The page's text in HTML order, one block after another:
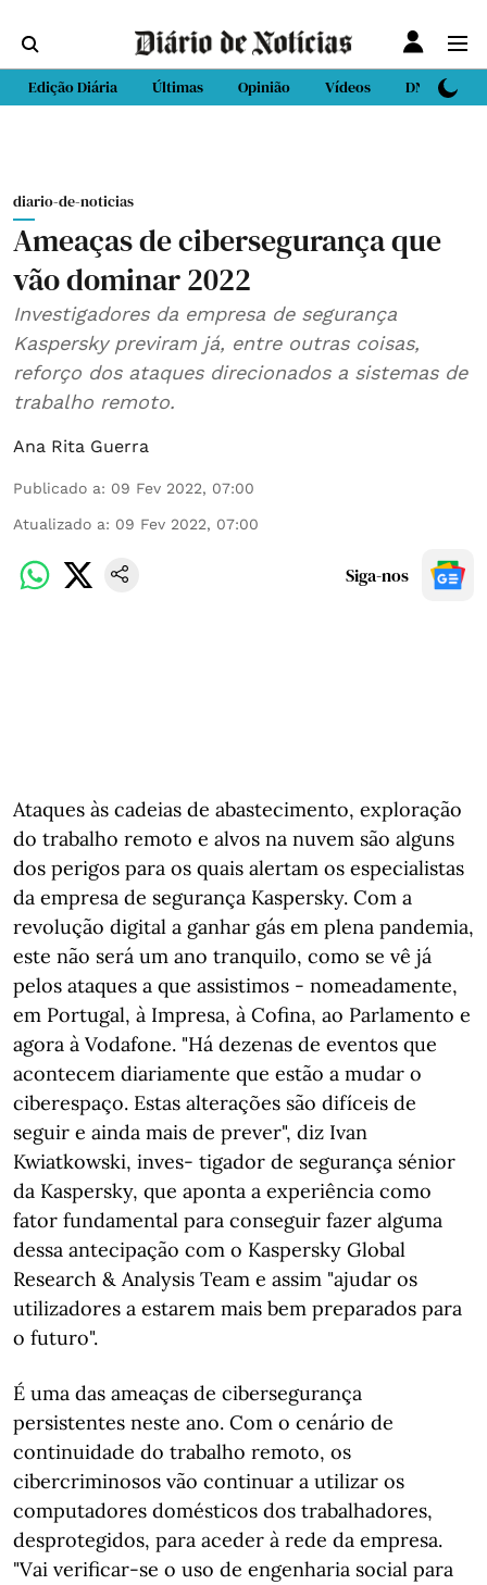
Edição Diária Últimas Opinião Vídeos DN Sport
diario-de-noticias
Ameaças de cibersegurança que
vão dominar 2022
Investigadores da empresa de segurança
Kaspersky previram já, entre outras coisas,
reforço dos ataques direcionados a sistemas de
trabalho remoto.
Ana Rita Guerra
Publicado a: 09 Fev 2022, 07:00
Atualizado a: 09 Fev 2022, 07:00
Siga-nos
Ataques às cadeias de abastecimento, exploração
do trabalho remoto e alvos na nuvem são alguns
dos perigos para os quais alertam os especialistas
da empresa de segurança Kaspersky. Com a
revolução digital a ganhar gás em plena pandemia,
este não será um ano tranquilo, como se vê já
pelos ataques a que assistimos - nomeadamente,
em Portugal, à Impresa, à Cofina, ao Parlamento e
agora à Vodafone. "Há dezenas de eventos que
acontecem diariamente que estão a mudar o
ciberespaço. Estas alterações são difíceis de
seguir e ainda mais de prever", diz Ivan
Kwiatkowski, inves- tigador de segurança sénior
da Kaspersky, que aponta a experiência como
fator fundamental para conseguir fazer alguma
dessa antecipação com o Kaspersky Global
Research & Analysis Team e assim "ajudar os
utilizadores a estarem mais bem preparados para
o futuro".
É uma das ameaças de cibersegurança
persistentes neste ano. Com o cenário de
continuidade do trabalho remoto, os
cibercriminosos vão continuar a utilizar os
computadores domésticos dos trabalhadores,
desprotegidos, para aceder à rede da empresa.
"Vai verificar-se o uso de engenharia social para